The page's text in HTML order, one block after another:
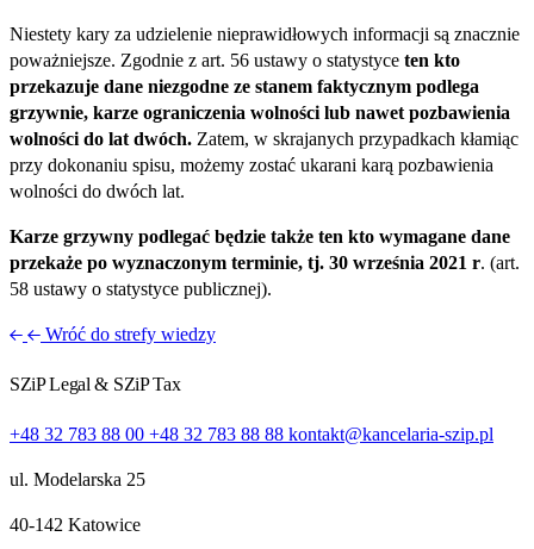
Niestety kary za udzielenie nieprawidłowych informacji są znacznie
poważniejsze. Zgodnie z art. 56 ustawy o statystyce ten kto
przekazuje dane niezgodne ze stanem faktycznym podlega
grzywnie, karze ograniczenia wolności lub nawet pozbawienia
wolności do lat dwóch. Zatem, w skrajanych przypadkach kłamiąc
przy dokonaniu spisu, możemy zostać ukarani karą pozbawienia
wolności do dwóch lat.
Karze grzywny podlegać będzie także ten kto wymagane dane
przekaże po wyznaczonym terminie, tj. 30 września 2021 r. (art.
58 ustawy o statystyce publicznej).
Wróć do strefy wiedzy
SZiP Legal & SZiP Tax
+48 32 783 88 00 +48 32 783 88 88 kontakt@kancelaria-szip.pl
ul. Modelarska 25
40‑142 Katowice